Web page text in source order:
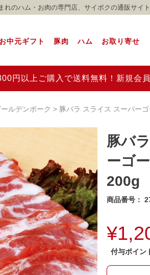
れのハム・お肉の専門店、サイボクの通販サイ
お中元ギフト 豚肉 ハム お取り寄せ
円以上ご購入で送料無料！新規会
ルデンポーク 豚バラ スライス スーパー
豚バ
ーゴ
200g
商品番号
¥
付与ポイン